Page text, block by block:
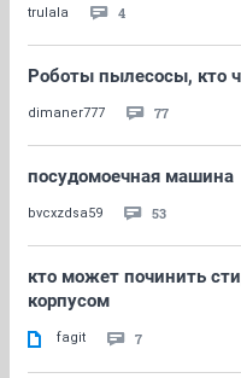
trulala 4
Роботы пылесосы, кто
dimaner777 77
посудомоечная машина
bvcxzdsa59 53
кто может починить
корпусом
fagit 7